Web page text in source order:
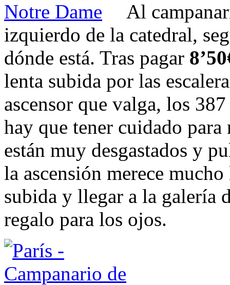
Al
izquierdo de la catedral,
dónde está. Tras pagar
lenta subida por las
ascensor que valga, los
hay que tener cuidado
están muy desgastados y
la ascensión merece
subida y llegar a la galería
regalo para los ojos.